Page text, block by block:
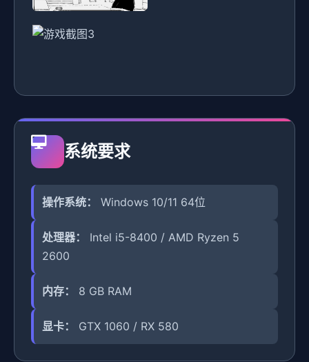
系统要求
操作系统： Windows 10/11 64位
处理器：
Intel i5-8400 / AMD Ryzen 5
2600
内存： 8 GB RAM
显卡： GTX 1060 / RX 580